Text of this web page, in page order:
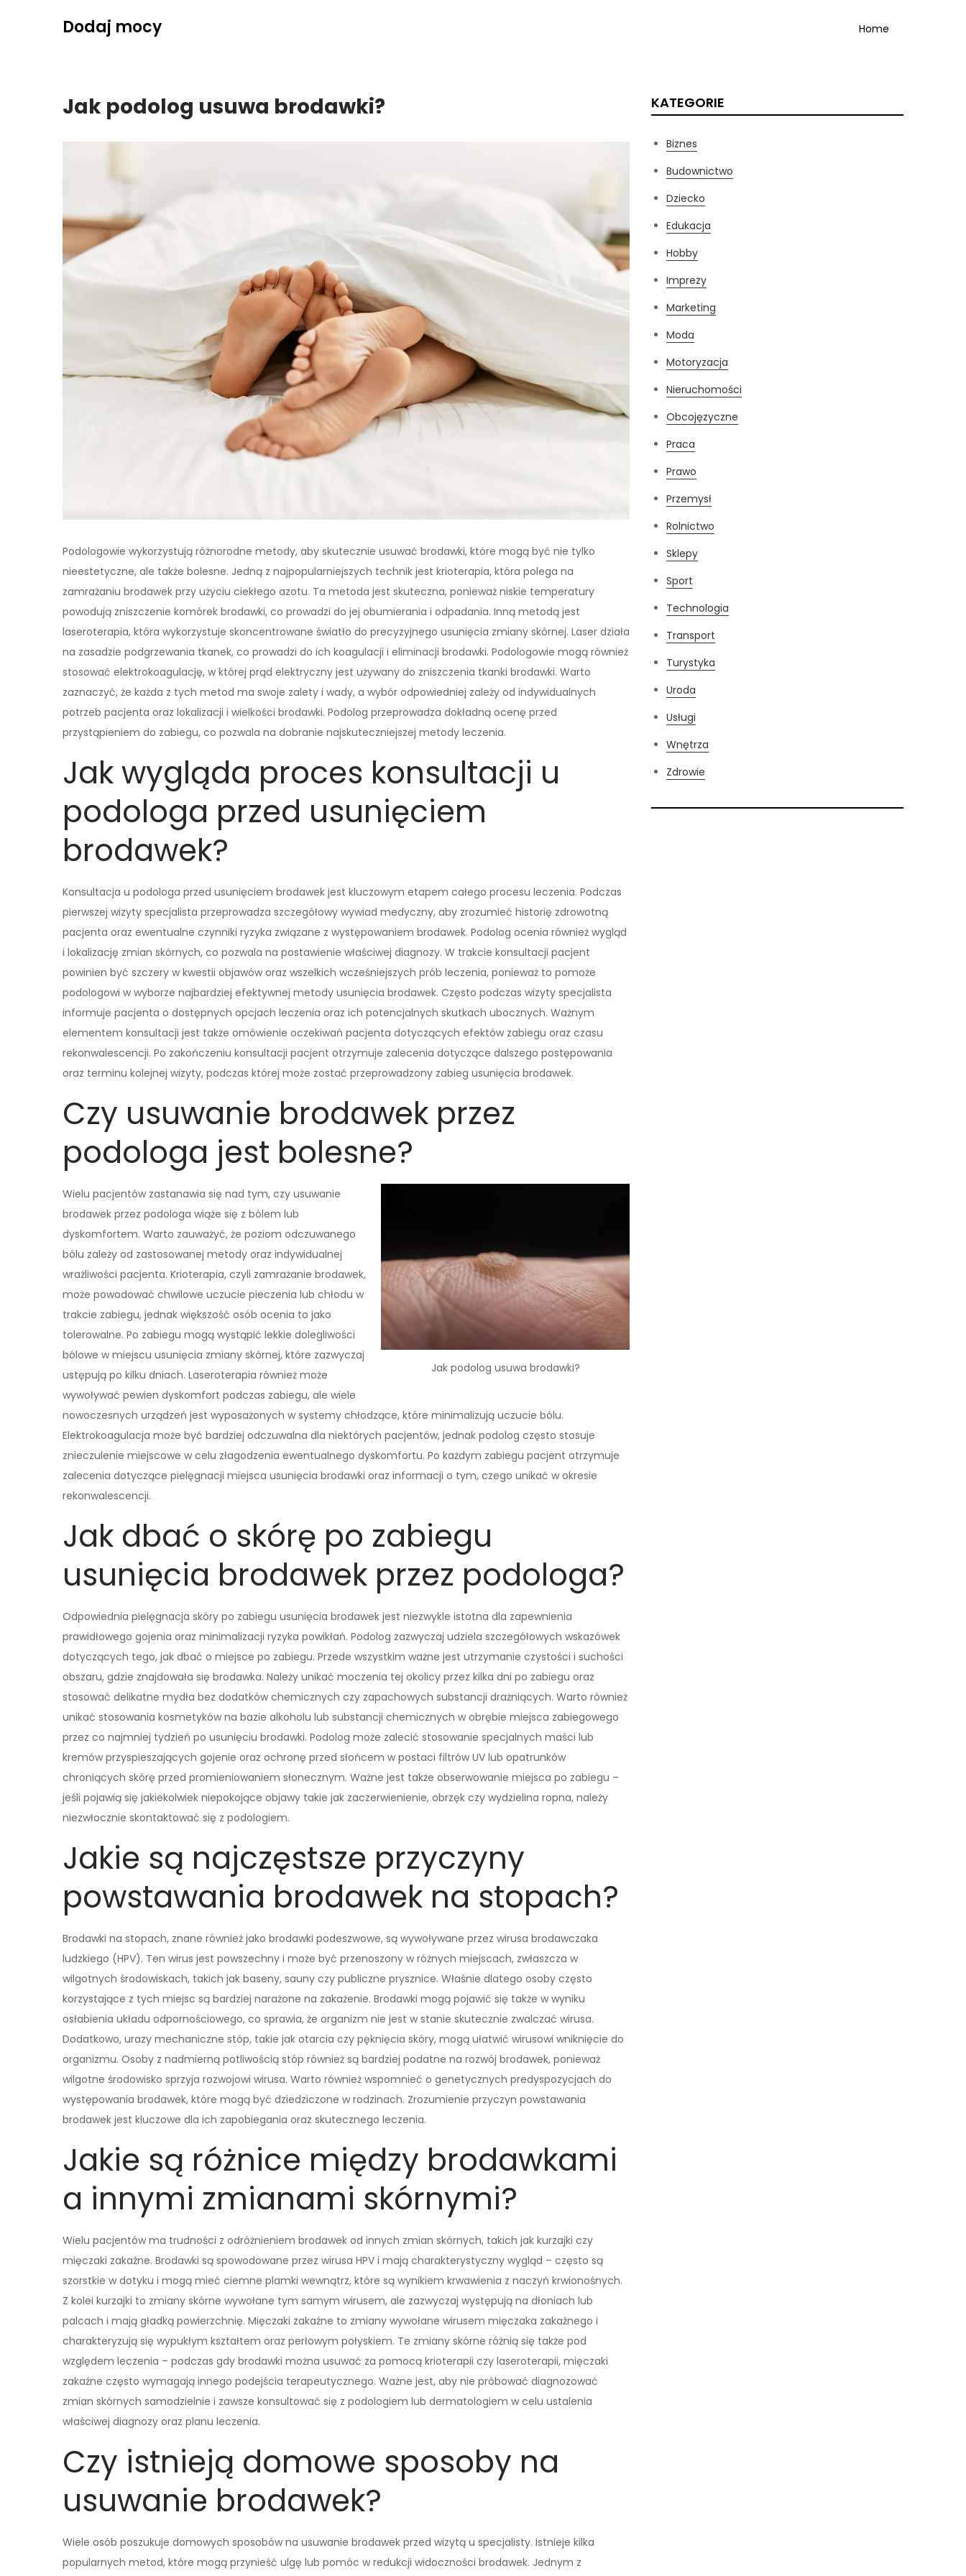
Dodaj mocy Home
Jak podolog usuwa brodawki?
Podologowie wykorzystują różnorodne metody, aby skutecznie usuwać brodawki, które mogą być nie tylko
nieestetyczne, ale także bolesne. Jedną z najpopularniejszych technik jest krioterapia, która polega na
zamrażaniu brodawek przy użyciu ciekłego azotu. Ta metoda jest skuteczna, ponieważ niskie temperatury
powodują zniszczenie komórek brodawki, co prowadzi do jej obumierania i odpadania. Inną metodą jest
laseroterapia, która wykorzystuje skoncentrowane światło do precyzyjnego usunięcia zmiany skórnej. Laser działa
na zasadzie podgrzewania tkanek, co prowadzi do ich koagulacji i eliminacji brodawki. Podologowie mogą również
stosować elektrokoagulację, w której prąd elektryczny jest używany do zniszczenia tkanki brodawki. Warto
zaznaczyć, że każda z tych metod ma swoje zalety i wady, a wybór odpowiedniej zależy od indywidualnych
potrzeb pacjenta oraz lokalizacji i wielkości brodawki. Podolog przeprowadza dokładną ocenę przed
przystąpieniem do zabiegu, co pozwala na dobranie najskuteczniejszej metody leczenia.
Jak wygląda proces konsultacji u
podologa przed usunięciem
brodawek?
Konsultacja u podologa przed usunięciem brodawek jest kluczowym etapem całego procesu leczenia. Podczas
pierwszej wizyty specjalista przeprowadza szczegółowy wywiad medyczny, aby zrozumieć historię zdrowotną
pacjenta oraz ewentualne czynniki ryzyka związane z występowaniem brodawek. Podolog ocenia również wygląd
i lokalizację zmian skórnych, co pozwala na postawienie właściwej diagnozy. W trakcie konsultacji pacjent
powinien być szczery w kwestii objawów oraz wszelkich wcześniejszych prób leczenia, ponieważ to pomoże
podologowi w wyborze najbardziej efektywnej metody usunięcia brodawek. Często podczas wizyty specjalista
informuje pacjenta o dostępnych opcjach leczenia oraz ich potencjalnych skutkach ubocznych. Ważnym
elementem konsultacji jest także omówienie oczekiwań pacjenta dotyczących efektów zabiegu oraz czasu
rekonwalescencji. Po zakończeniu konsultacji pacjent otrzymuje zalecenia dotyczące dalszego postępowania
oraz terminu kolejnej wizyty, podczas której może zostać przeprowadzony zabieg usunięcia brodawek.
Czy usuwanie brodawek przez
podologa jest bolesne?
Jak podolog usuwa brodawki?
Wielu pacjentów zastanawia się nad tym, czy usuwanie
brodawek przez podologa wiąże się z bólem lub
dyskomfortem. Warto zauważyć, że poziom odczuwanego
bólu zależy od zastosowanej metody oraz indywidualnej
wrażliwości pacjenta. Krioterapia, czyli zamrażanie brodawek,
może powodować chwilowe uczucie pieczenia lub chłodu w
trakcie zabiegu, jednak większość osób ocenia to jako
tolerowalne. Po zabiegu mogą wystąpić lekkie dolegliwości
bólowe w miejscu usunięcia zmiany skórnej, które zazwyczaj
ustępują po kilku dniach. Laseroterapia również może
wywoływać pewien dyskomfort podczas zabiegu, ale wiele
nowoczesnych urządzeń jest wyposażonych w systemy chłodzące, które minimalizują uczucie bólu.
Elektrokoagulacja może być bardziej odczuwalna dla niektórych pacjentów, jednak podolog często stosuje
znieczulenie miejscowe w celu złagodzenia ewentualnego dyskomfortu. Po każdym zabiegu pacjent otrzymuje
zalecenia dotyczące pielęgnacji miejsca usunięcia brodawki oraz informacji o tym, czego unikać w okresie
rekonwalescencji.
Jak dbać o skórę po zabiegu
usunięcia brodawek przez podologa?
Odpowiednia pielęgnacja skóry po zabiegu usunięcia brodawek jest niezwykle istotna dla zapewnienia
prawidłowego gojenia oraz minimalizacji ryzyka powikłań. Podolog zazwyczaj udziela szczegółowych wskazówek
dotyczących tego, jak dbać o miejsce po zabiegu. Przede wszystkim ważne jest utrzymanie czystości i suchości
obszaru, gdzie znajdowała się brodawka. Należy unikać moczenia tej okolicy przez kilka dni po zabiegu oraz
stosować delikatne mydła bez dodatków chemicznych czy zapachowych substancji drażniących. Warto również
unikać stosowania kosmetyków na bazie alkoholu lub substancji chemicznych w obrębie miejsca zabiegowego
przez co najmniej tydzień po usunięciu brodawki. Podolog może zalecić stosowanie specjalnych maści lub
kremów przyspieszających gojenie oraz ochronę przed słońcem w postaci filtrów UV lub opatrunków
chroniących skórę przed promieniowaniem słonecznym. Ważne jest także obserwowanie miejsca po zabiegu –
jeśli pojawią się jakiekolwiek niepokojące objawy takie jak zaczerwienienie, obrzęk czy wydzielina ropna, należy
niezwłocznie skontaktować się z podologiem.
Jakie są najczęstsze przyczyny
powstawania brodawek na stopach?
Brodawki na stopach, znane również jako brodawki podeszwowe, są wywoływane przez wirusa brodawczaka
ludzkiego (HPV). Ten wirus jest powszechny i może być przenoszony w różnych miejscach, zwłaszcza w
wilgotnych środowiskach, takich jak baseny, sauny czy publiczne prysznice. Właśnie dlatego osoby często
korzystające z tych miejsc są bardziej narażone na zakażenie. Brodawki mogą pojawić się także w wyniku
osłabienia układu odpornościowego, co sprawia, że organizm nie jest w stanie skutecznie zwalczać wirusa.
Dodatkowo, urazy mechaniczne stóp, takie jak otarcia czy pęknięcia skóry, mogą ułatwić wirusowi wniknięcie do
organizmu. Osoby z nadmierną potliwością stóp również są bardziej podatne na rozwój brodawek, ponieważ
wilgotne środowisko sprzyja rozwojowi wirusa. Warto również wspomnieć o genetycznych predyspozycjach do
występowania brodawek, które mogą być dziedziczone w rodzinach. Zrozumienie przyczyn powstawania
brodawek jest kluczowe dla ich zapobiegania oraz skutecznego leczenia.
Jakie są różnice między brodawkami
a innymi zmianami skórnymi?
Wielu pacjentów ma trudności z odróżnieniem brodawek od innych zmian skórnych, takich jak kurzajki czy
mięczaki zakaźne. Brodawki są spowodowane przez wirusa HPV i mają charakterystyczny wygląd – często są
szorstkie w dotyku i mogą mieć ciemne plamki wewnątrz, które są wynikiem krwawienia z naczyń krwionośnych.
Z kolei kurzajki to zmiany skórne wywołane tym samym wirusem, ale zazwyczaj występują na dłoniach lub
palcach i mają gładką powierzchnię. Mięczaki zakaźne to zmiany wywołane wirusem mięczaka zakaźnego i
charakteryzują się wypukłym kształtem oraz perłowym połyskiem. Te zmiany skórne różnią się także pod
względem leczenia – podczas gdy brodawki można usuwać za pomocą krioterapii czy laseroterapii, mięczaki
zakaźne często wymagają innego podejścia terapeutycznego. Ważne jest, aby nie próbować diagnozować
zmian skórnych samodzielnie i zawsze konsultować się z podologiem lub dermatologiem w celu ustalenia
właściwej diagnozy oraz planu leczenia.
Czy istnieją domowe sposoby na
usuwanie brodawek?
Wiele osób poszukuje domowych sposobów na usuwanie brodawek przed wizytą u specjalisty. Istnieje kilka
popularnych metod, które mogą przynieść ulgę lub pomóc w redukcji widoczności brodawek. Jednym z
KATEGORIE
Biznes
Budownictwo
Dziecko
Edukacja
Hobby
Imprezy
Marketing
Moda
Motoryzacja
Nieruchomości
Obcojęzyczne
Praca
Prawo
Przemysł
Rolnictwo
Sklepy
Sport
Technologia
Transport
Turystyka
Uroda
Usługi
Wnętrza
Zdrowie